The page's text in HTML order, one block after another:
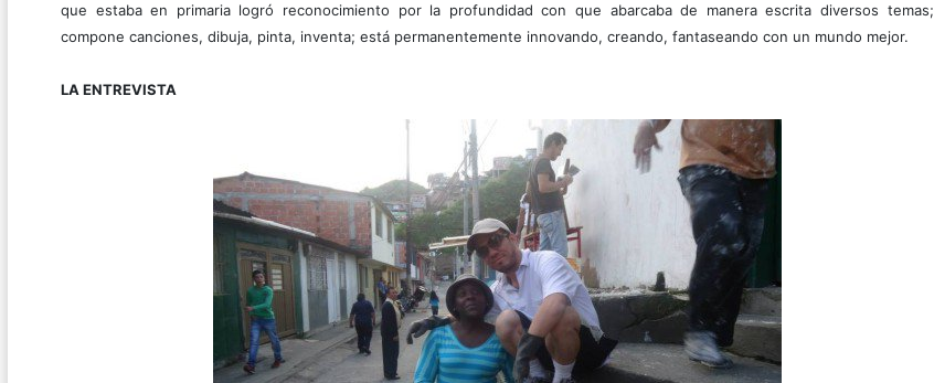
que estaba en primaria logró reconocimiento por la profundidad con que abarcaba de manera escrita diversos temas;
compone canciones, dibuja, pinta, inventa; está permanentemente innovando, creando, fantaseando con un mundo mejor.
LA ENTREVISTA